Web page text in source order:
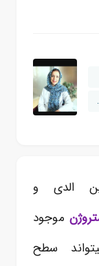
تخصصی
الدی و
موجود
سطح